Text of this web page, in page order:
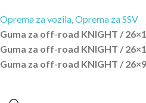
Oprema za vozila,Oprema za SSV
Guma za off-road KNIGHT /
Guma za off-road KNIGHT /
Guma za off-road KNIGHT /